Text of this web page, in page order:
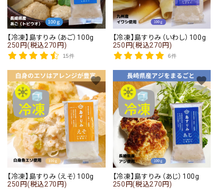
【冷凍】島すりみ（あご）100g
250円(税込270円)
15件
【冷凍】島すりみ（いわし）100g
250円(税込270円)
6件
【冷凍】島すりみ（えそ）100g
250円(税込270円)
favorite
【冷凍】島すりみ（あじ）100g
250円(税込270円)
favorite
キーワード
close